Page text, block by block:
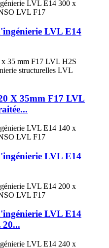
LVL E14
X 35mm F17 LVL
LVL E14
LVL E14